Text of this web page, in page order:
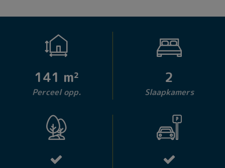
141 m²
Perceel opp.
2
Slaapkamers